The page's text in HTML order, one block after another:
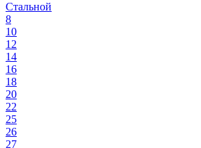
Стальной
8
10
12
14
16
18
20
22
25
26
27